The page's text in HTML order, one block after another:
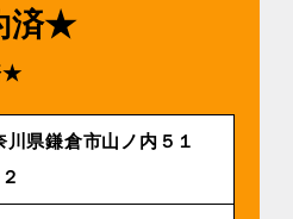
済★
★
川県鎌倉市山ノ内５１